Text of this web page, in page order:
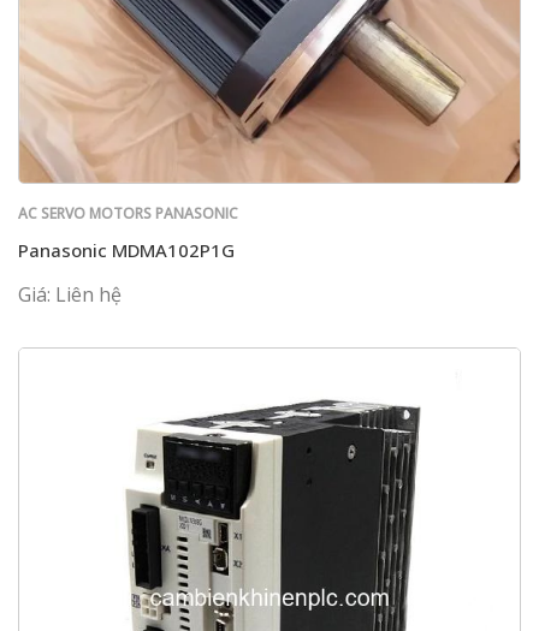
AC SERVO MOTORS PANASONIC
Panasonic MDMA102P1G
Giá: Liên hệ